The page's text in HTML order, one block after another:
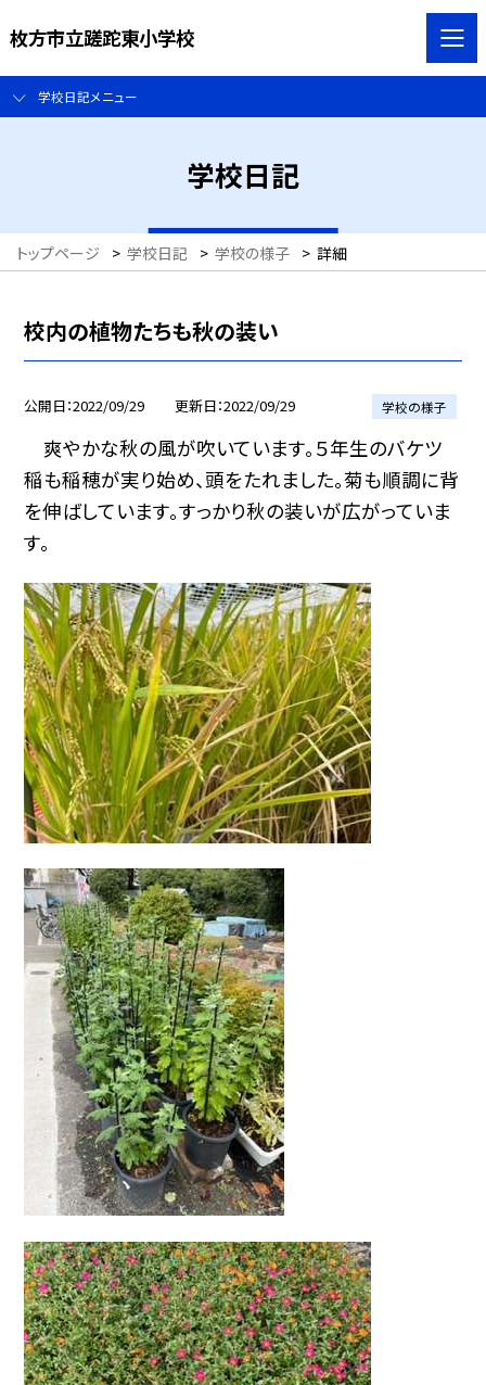
枚方市立蹉跎東小学校
学校日記メニュー
学校日記
トップページ > 学校日記 > 学校の様子 > 詳細
校内の植物たちも秋の装い
公開日 2022/09/29 更新日 2022/09/29 学校の様子
爽やかな秋の風が吹いています。５年生のバケツ
稲も稲穂が実り始め、頭をたれました。菊も順調に背
を伸ばしています。すっかり秋の装いが広がっていま
す。